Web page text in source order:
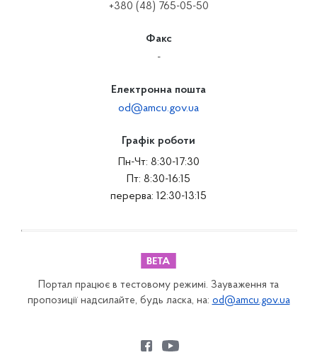
+380 (48) 765-05-50
Факс
-
Електронна пошта
od@amcu.gov.ua
Графік роботи
Пн-Чт: 8:30-17:30
Пт: 8:30-16:15
перерва: 12:30-13:15
Портал працює в тестовому режимі. Зауваження та
пропозиції надсилайте, будь ласка, на: od@amcu.gov.ua